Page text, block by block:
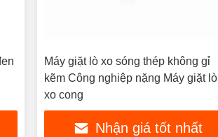
Máy giặt lò xo sóng thép không gỉ
kẽm Công nghiệp nặng Máy giặt lò
xo cong
Nhận giá tốt nhất